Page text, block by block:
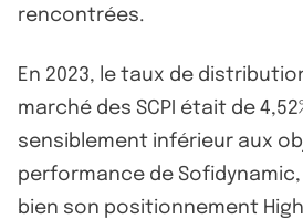
rencontrées.
En 2023, le taux de
marché des SCPI était de
sensiblement inférieur aux
performance de
bien son positionnement High